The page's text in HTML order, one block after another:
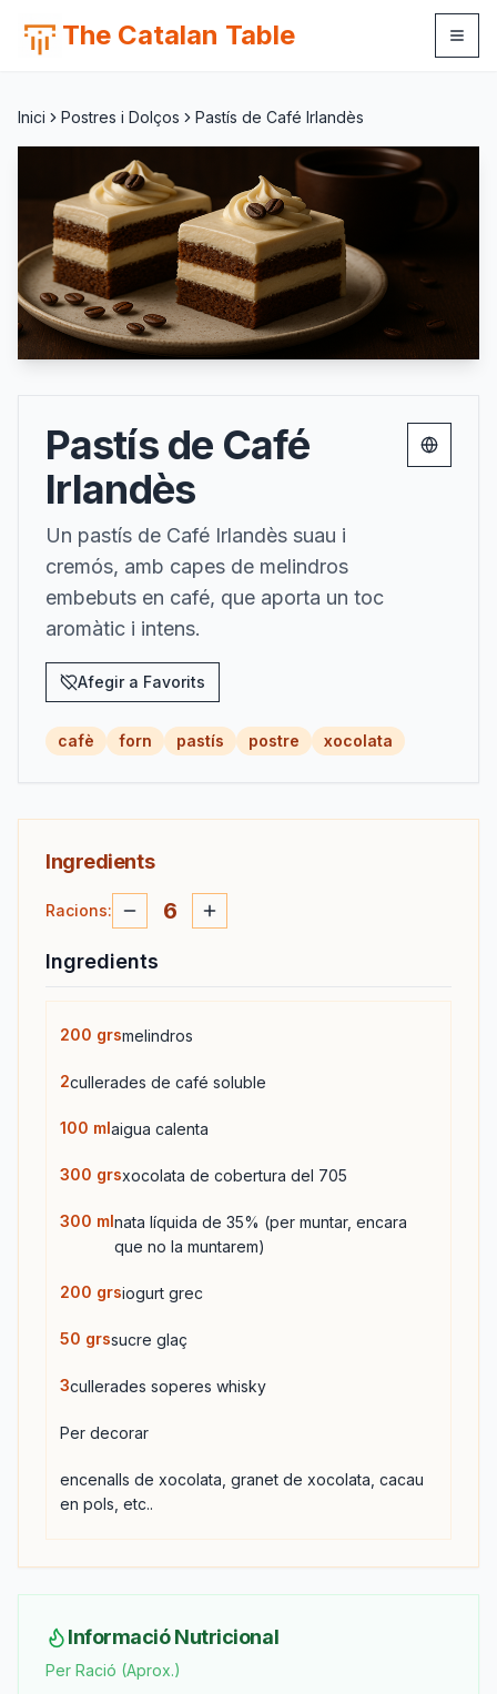
The Catalan Table
Inici Postres i Dolços Pastís de Café Irlandès
Pastís de Café
Irlandès
Un pastís de Café Irlandès suau i
cremós, amb capes de melindros
embebuts en café, que aporta un toc
aromàtic i intens.
Afegir a Favorits
Change
cafè forn pastís postre xocolata
Ingredients
Racions: 6
Ingredients
200 grsmelindros
2cullerades de café soluble
100 mlaigua calenta
300 grsxocolata de cobertura del 705
300 mlnata líquida de 35% (per muntar, encara
que no la muntarem)
200 grsiogurt grec
50 grssucre glaç
3cullerades soperes whisky
Per decorar
encenalls de xocolata, granet de xocolata, cacau
en pols, etc..
Informació Nutricional
Per Ració (Aprox.)